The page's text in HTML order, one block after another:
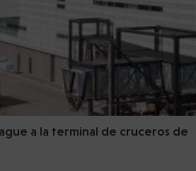
a la terminal de cruceros de